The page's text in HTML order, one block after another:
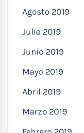
Agosto 2019
Julio 2019
Junio 2019
Mayo 2019
Abril 2019
Marzo 2019